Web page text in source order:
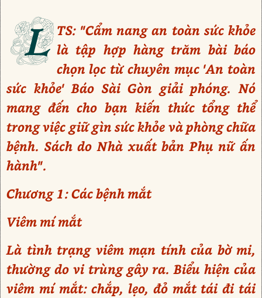
L TS: "Cẩm nang an toàn sức khỏe
là tập hợp hàng trăm bài báo
chọn lọc từ chuyên mục 'An toàn
sức khỏe' Báo Sài Gòn giải phóng. Nó
mang đến cho bạn kiến thức tổng thể
trong việc giữ gìn sức khỏe và phòng chữa
bệnh. Sách do Nhà xuất bản Phụ nữ ấn
hành".
Chương 1: Các bệnh mắt
Viêm mí mắt
Là tình trạng viêm mạn tính của bờ mi,
thường do vi trùng gây ra. Biểu hiện của
viêm mí mắt: chắp, lẹo, đỏ mắt tái đi tái